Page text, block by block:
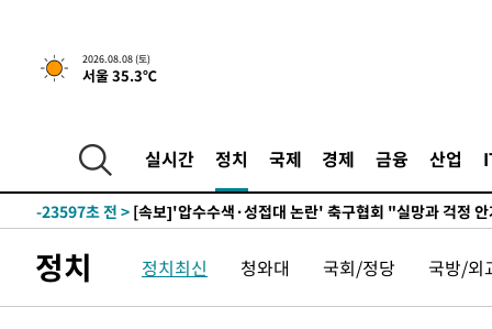
2026.08.08 (토)
서울 35.3℃
실시간 정치 국제 경제 금융 산업
-5344초 전 >[속보]뉴욕증시 상승 마감…S&P 0.6% 나스닥 1.3%↑
-31835초 전 >여수 오동도 해상서 모터보트 전복…1명 사망·1명 실종
주 날씨]
-25080초 전 >
축구협회 "압수수색·성접대 논란 사과…쇄신의 기회로
-23597초 전 >
송"
-12218초 전 > '최고 37도' 폭염 지속…강원동해안 최대 150㎜ 비
-31835초 전 >
여수 오동도 해상서 모터보트 전복…1명 사망·1명 실종
-28062초 전 >극한폭염 한풀 꺾이지만…'낮 최고 35도' 무더위, 열대야
정치 정치최신 청와대 국회/정당 국방/외